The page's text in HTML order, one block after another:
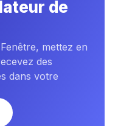
de
mettez en
des
dans votre